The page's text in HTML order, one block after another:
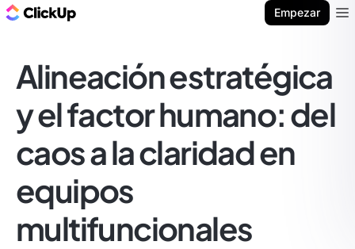
Empezar
Alineación estratégica
y el factor humano: del
caos a la claridad en
equipos
multifuncionales